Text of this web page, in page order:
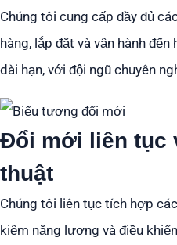
Chúng tôi cung cấp đầy đủ
hàng, lắp đặt và vận hành
dài hạn, với đội ngũ chuyên
Đổi mới liên tục
thuật
Chúng tôi liên tục tích hợp
kiệm năng lượng và điều